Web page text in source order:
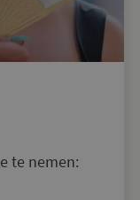
te nemen: